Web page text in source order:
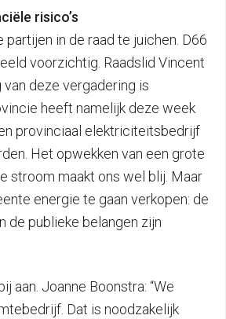
risico’s
partijen in de raad te juichen. D66
voorzichtig. Raadslid Vincent
van deze vergadering is
heeft namelijk deze week
provinciaal elektriciteitsbedrijf
Het opwekken van een grote
stroom maakt ons wel blij. Maar
energie te gaan verkopen: de
de publieke belangen zijn
aan. Joanne Boonstra: “We
Dat is noodzakelijk